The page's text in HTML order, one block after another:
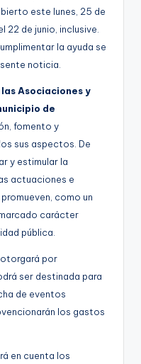
este lunes, 25 de
22 de junio, inclusive.
la ayuda se
noticia.
Asociaciones y
de
fomento y
sus aspectos. De
y estimular la
actuaciones e
como un
carácter
pública.
por
ser destinada para
de eventos
los gastos
en cuenta los